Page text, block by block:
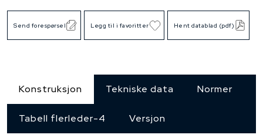
Send forespørsel Legg til i favoritter Hent datablad (pdf)
Konstruksjon Tekniske data Normer
Tabell flerleder-4 Versjon